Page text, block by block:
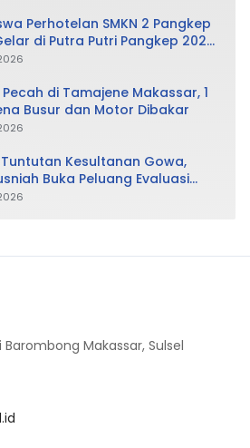
Perhotelan SMKN 2 Pangkep
di Putra Putri Pangkep 2026,
Duta Lingkungan dan
di Tamajene Makassar, 1
Busur dan Motor Dibakar
Kesultanan Gowa,
Buka Peluang Evaluasi
Bisa Direvisi Bahkan Diganti
Makassar, Sulsel